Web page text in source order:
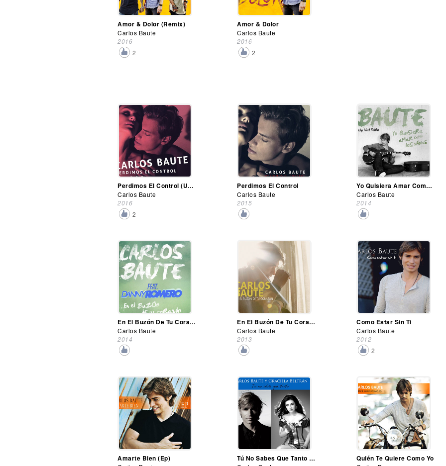
Amor & Dolor (Remix)
Carlos Baute
2016
2
Amor & Dolor
Carlos Baute
2016
2
Perdimos El Control (Urban Remix)
Carlos Baute
2016
2
Perdimos El Control
Carlos Baute
2015
Yo Quisiera Amar Como Los Sabios (Baby Noel Remix)
Carlos Baute
2014
En El Buzón De Tu Corazón (Remix)
Carlos Baute
2014
En El Buzón De Tu Corazón
Carlos Baute
2013
Como Estar Sin Ti
Carlos Baute
2012
2
Amarte Bien (Ep) Tú No Sabes Que Tanto (Regional Mexicana Remix) Quién Te Quiere Como Yo